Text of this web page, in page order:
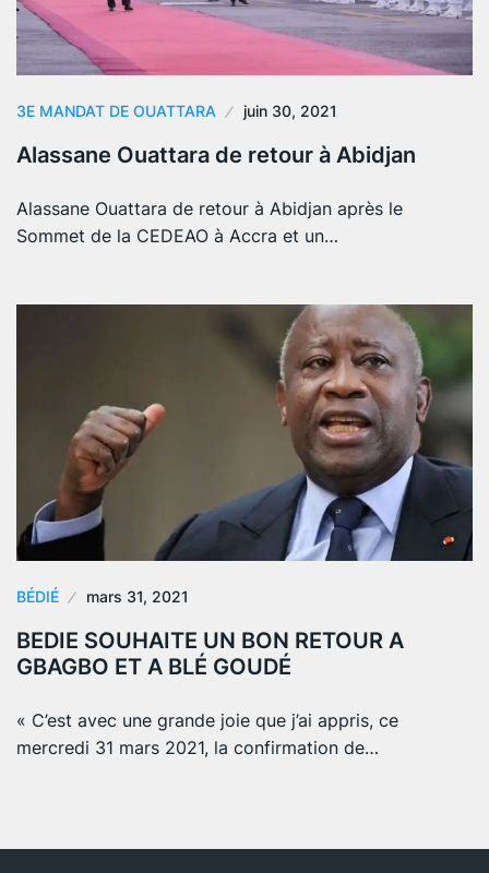
3E MANDAT DE OUATTARA juin 30, 2021
Alassane Ouattara de retour à Abidjan
Alassane Ouattara de retour à Abidjan après le
Sommet de la CEDEAO à Accra et un…
BÉDIÉ mars 31, 2021
BEDIE SOUHAITE UN BON RETOUR A
GBAGBO ET A BLÉ GOUDÉ
« C’est avec une grande joie que j’ai appris, ce
mercredi 31 mars 2021, la confirmation de…